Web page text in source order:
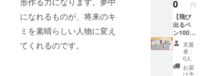
になれるものが、将来のキ
ミを素晴らしい人物に変え
てくれるのです。
102/袖
丈56 LL
サイ
ズ 肩
幅43/胸
囲114/
着丈
104/袖
丈57 3L
110/袖
LLサイ
ズ 肩
幅47.5/
胸囲
126/着
丈112/
袖丈
セット
です。
勉強・
仕事を
頑張る
皆さん
へのプ
レゼン
トとし
者を目
指して
もらい
たい子
ども達
へのプ
レゼン
トに！
引っ張
0 円
【飛び
出るペ
ン100本
セッ
ト】 裏
面には
偉大な
科学者
支援
者：
0人
お届
け予